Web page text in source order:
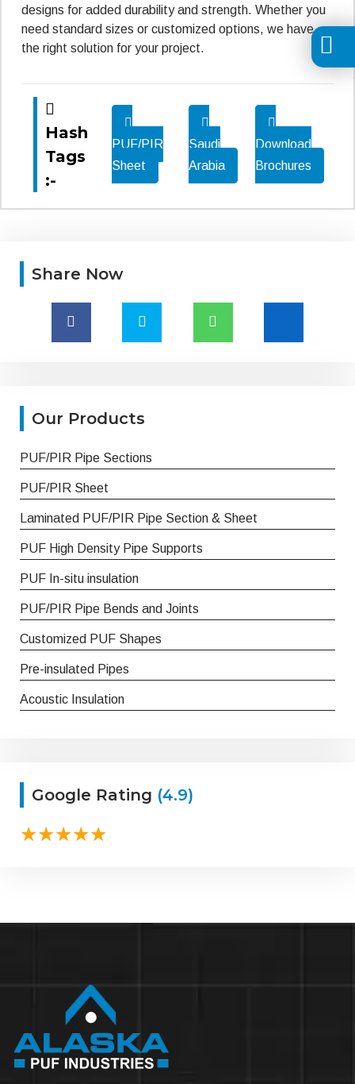
designs for added durability and strength. Whether you
need standard sizes or customized options, we have
the right solution for your project.
Hash
Tags
:-
PUF/PIR
Sheet
Saudi
Arabia
Download
Brochures
Share Now
Our Products
PUF/PIR Pipe Sections
PUF/PIR Sheet
Laminated PUF/PIR Pipe Section & Sheet
PUF High Density Pipe Supports
PUF In-situ insulation
PUF/PIR Pipe Bends and Joints
Customized PUF Shapes
Pre-insulated Pipes
Acoustic Insulation
Google Rating (4.9)